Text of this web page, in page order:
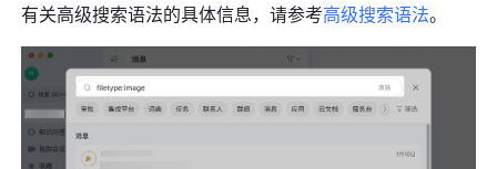
有关高级搜索语法的具体信息，请参考高级搜索语法。